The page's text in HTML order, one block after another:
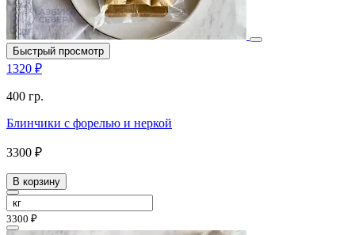
Быстрый просмотр
1320 ₽
400 гр.
Блинчики с форелью и неркой
3300 ₽
В корзину
3300 ₽